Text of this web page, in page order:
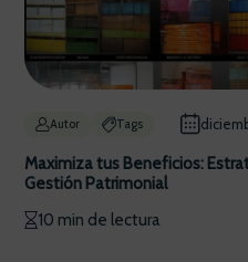
Autor Tags
Maximiza tus Beneficios:
Gestión Patrimonial
10 min de lectura